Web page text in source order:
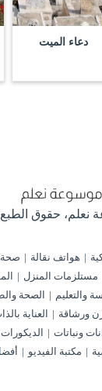
دعاء الميت
حقوق
هواتف نقالة صحة
مستلزمات المنزل
والتعليم الصحة
ورشاقة العناية
ونباتات الديكورات
مكتبة الفيديو